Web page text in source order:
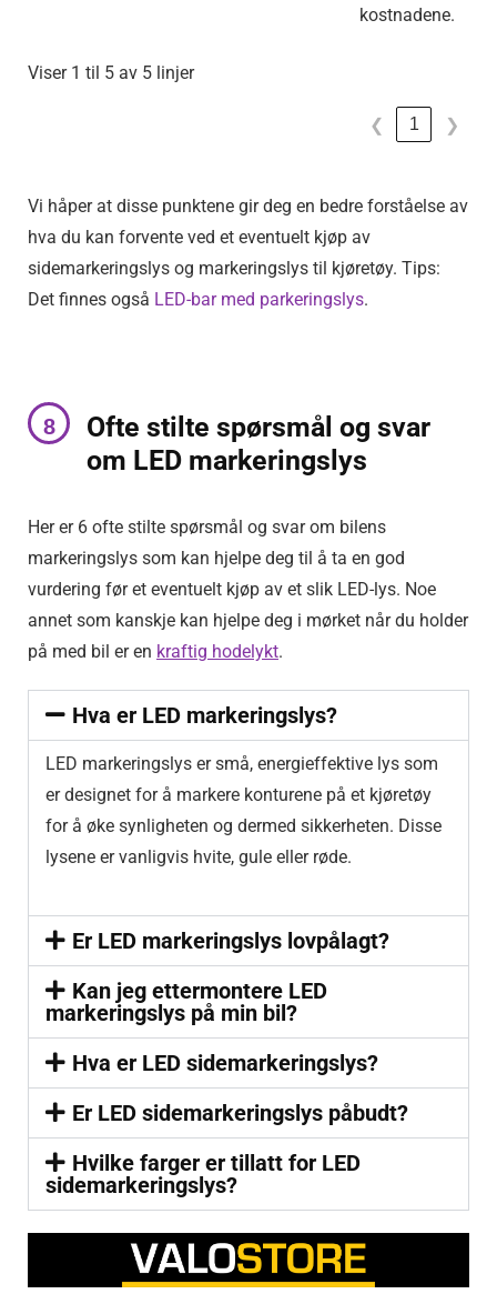
kostnadene.
Viser 1 til 5 av 5 linjer
❮ 1 ❯
Vi håper at disse punktene gir deg en bedre forståelse av
hva du kan forvente ved et eventuelt kjøp av
sidemarkeringslys og markeringslys til kjøretøy. Tips:
Det finnes også LED-bar med parkeringslys.
Ofte stilte spørsmål og svar
om LED markeringslys
Her er 6 ofte stilte spørsmål og svar om bilens
markeringslys som kan hjelpe deg til å ta en god
vurdering før et eventuelt kjøp av et slik LED-lys. Noe
annet som kanskje kan hjelpe deg i mørket når du holder
på med bil er en kraftig hodelykt.
Hva er LED markeringslys?
LED markeringslys er små, energieffektive lys som
er designet for å markere konturene på et kjøretøy
for å øke synligheten og dermed sikkerheten. Disse
lysene er vanligvis hvite, gule eller røde.
Er LED markeringslys lovpålagt?
Kan jeg ettermontere LED
markeringslys på min bil?
Hva er LED sidemarkeringslys?
Er LED sidemarkeringslys påbudt?
Hvilke farger er tillatt for LED
sidemarkeringslys?